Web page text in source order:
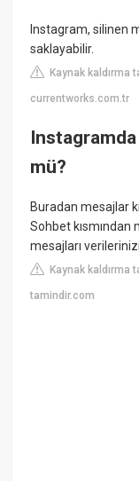
Instagram, silinen
saklayabilir.
Kaynak kaldırma
currentworks.com.tr
mü?
Buradan mesajlar
Sohbet kısmından
mesajları
Kaynak kaldırma
tamindir.com